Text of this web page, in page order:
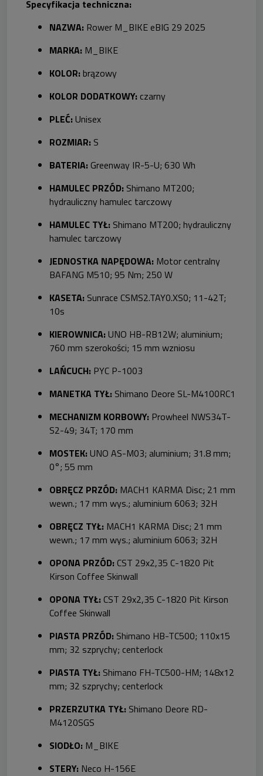
Specyfikacja techniczna:
NAZWA: Rower M_BIKE eBIG 29 2025
MARKA: M_BIKE
KOLOR: brązowy
KOLOR DODATKOWY: czarny
PLEĆ: Unisex
ROZMIAR: S
BATERIA: Greenway IR-5-U; 630 Wh
HAMULEC PRZÓD: Shimano MT200;
hydrauliczny hamulec tarczowy
HAMULEC TYŁ: Shimano MT200; hydrauliczny
hamulec tarczowy
JEDNOSTKA NAPĘDOWA: Motor centralny
BAFANG M510; 95 Nm; 250 W
KASETA: Sunrace CSMS2.TAY0.XS0; 11-42T;
10s
KIEROWNICA: UNO HB-RB12W; aluminium;
760 mm szerokości; 15 mm wzniosu
LAŃCUCH: PYC P-1003
MANETKA TYŁ: Shimano Deore SL-M4100RC1
MECHANIZM KORBOWY: Prowheel NWS34T-
S2-49; 34T; 170 mm
MOSTEK: UNO AS-M03; aluminium; 31.8 mm;
0°; 55 mm
OBRĘCZ PRZÓD: MACH1 KARMA Disc; 21 mm
wewn.; 17 mm wys.; aluminium 6063; 32H
OBRĘCZ TYŁ: MACH1 KARMA Disc; 21 mm
wewn.; 17 mm wys.; aluminium 6063; 32H
OPONA PRZÓD: CST 29x2,35 C-1820 Pit
Kirson Coffee Skinwall
OPONA TYŁ: CST 29x2,35 C-1820 Pit Kirson
Coffee Skinwall
PIASTA PRZÓD: Shimano HB-TC500; 110x15
mm; 32 szprychy; centerlock
PIASTA TYŁ: Shimano FH-TC500-HM; 148x12
mm; 32 szprychy; centerlock
PRZERZUTKA TYŁ: Shimano Deore RD-
M4120SGS
SIODŁO: M_BIKE
STERY: Neco H-156E